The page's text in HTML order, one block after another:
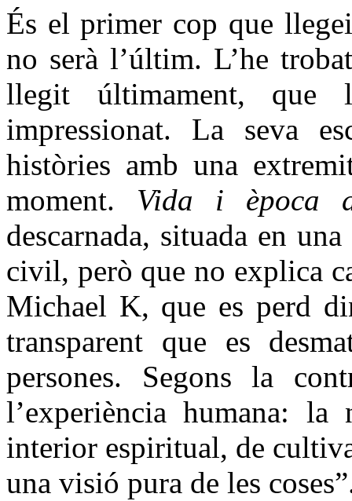
És el primer cop que
no serà l’últim. L’he
llegit últimament, que
impressionat. La seva
històries amb una
moment. Vida i època
descarnada, situada en
civil, però que no explica
Michael K, que es perd
transparent que es
persones. Segons la
l’experiència humana: la
interior espiritual, de
una visió pura de les